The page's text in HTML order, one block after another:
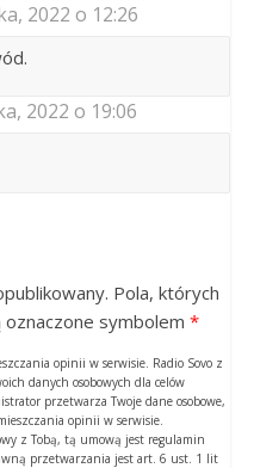
2022 o 12:26
2022 o 19:06
Pola, których
symbolem *
opinii w serwisie. Radio Sovo z
danych osobowych dla celów
przetwarza Twoje dane osobowe,
opinii w serwisie.
z Tobą, tą umową jest regulamin
przetwarzania jest art. 6 ust. 1 lit